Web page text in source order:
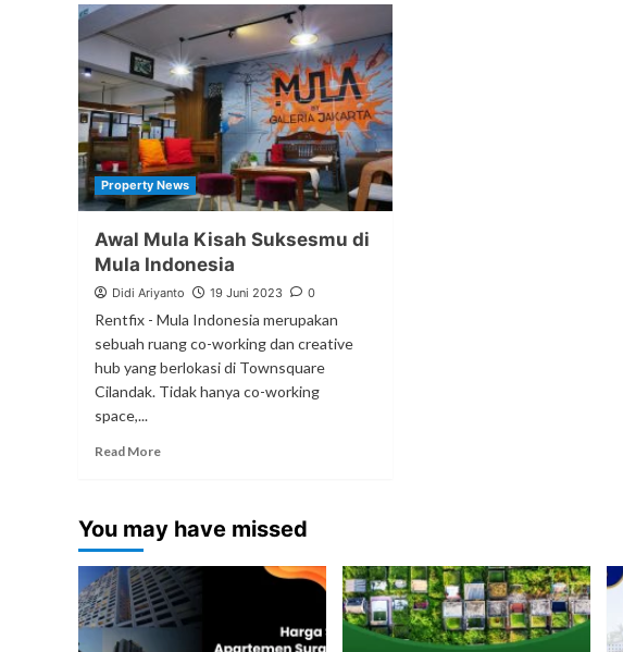
Property News
Awal Mula Kisah Suksesmu di
Mula Indonesia
Didi Ariyanto 19 Juni 2023 0
Rentfix - Mula Indonesia merupakan
sebuah ruang co-working dan creative
hub yang berlokasi di Townsquare
Cilandak. Tidak hanya co-working
space,...
Read More
You may have missed